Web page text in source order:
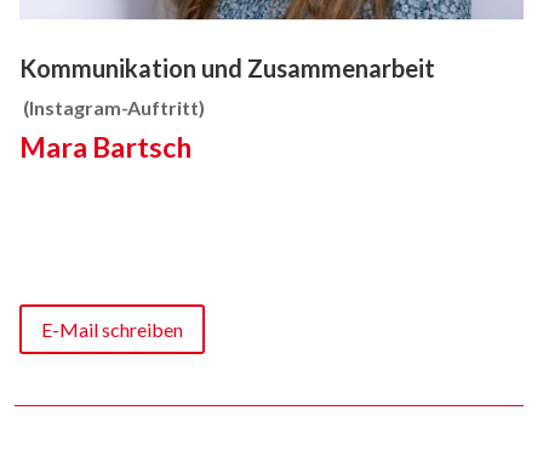
Kommunikation und Zusammenarbeit
(Instagram-Auftritt)
Mara Bartsch
E-Mail schreiben